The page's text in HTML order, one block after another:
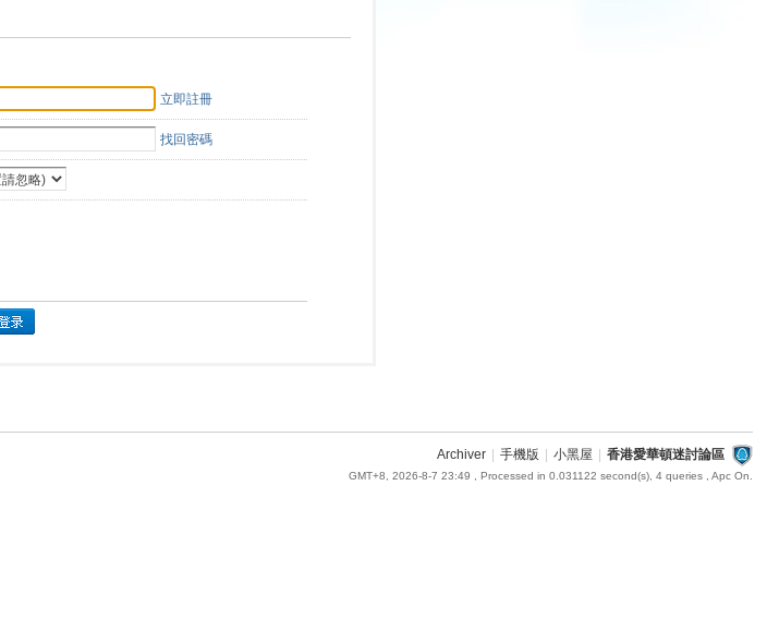
立即註冊
找回密碼
Archiver 手機版 小黑屋 香港愛華頓迷討論區
GMT+8, 2026-8-7 23:49 , Processed in 0.031122 second(s), 4 queries , Apc On.